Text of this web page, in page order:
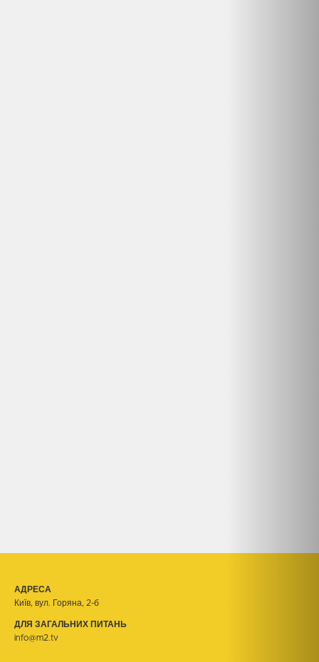
АДРЕСА
Київ, вул. Горяна, 2-б
ДЛЯ ЗАГАЛЬНИХ ПИТАНЬ
info@m2.tv